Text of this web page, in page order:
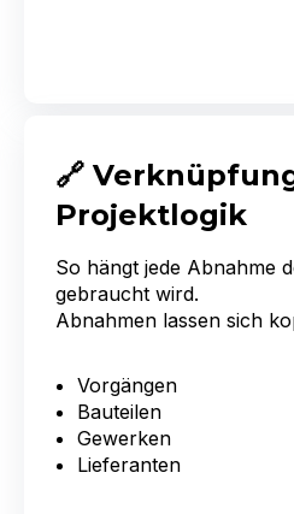
🔗
Projektlogik
So hängt jede Abnahme
gebraucht wird.
Abnahmen lassen sich
Vorgängen
Bauteilen
Gewerken
Lieferanten